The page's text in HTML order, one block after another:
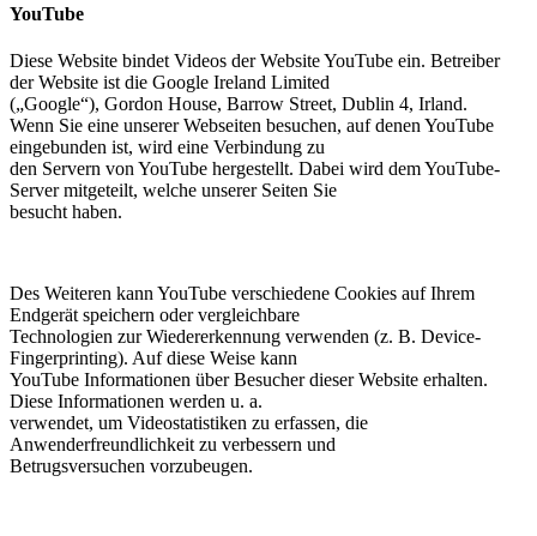
YouTube
Diese Website bindet Videos der Website YouTube ein. Betreiber
der Website ist die Google Ireland Limited
(„Google“), Gordon House, Barrow Street, Dublin 4, Irland.
Wenn Sie eine unserer Webseiten besuchen, auf denen YouTube
eingebunden ist, wird eine Verbindung zu
den Servern von YouTube hergestellt. Dabei wird dem YouTube-
Server mitgeteilt, welche unserer Seiten Sie
besucht haben.
Des Weiteren kann YouTube verschiedene Cookies auf Ihrem
Endgerät speichern oder vergleichbare
Technologien zur Wiedererkennung verwenden (z. B. Device-
Fingerprinting). Auf diese Weise kann
YouTube Informationen über Besucher dieser Website erhalten.
Diese Informationen werden u. a.
verwendet, um Videostatistiken zu erfassen, die
Anwenderfreundlichkeit zu verbessern und
Betrugsversuchen vorzubeugen.